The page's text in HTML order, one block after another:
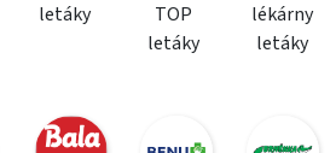
letáky
TOP
letáky
lékárny
letáky